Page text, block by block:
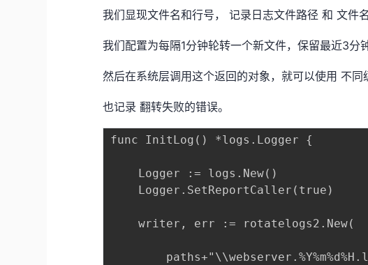
我们显现文件名和行号， 记录日志文件路径 和 文件
我们配置为每隔1分钟轮转一个新文件，保留最近3分
然后在系统层调用这个返回的对象，就可以使用 不同
也记录 翻转失败的错误。
func InitLog() *logs.Logger {
	writer, err := rotatelogs2.New(